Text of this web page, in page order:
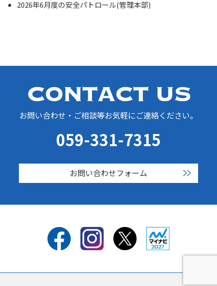
2026年6月度の安全パトロール(管理本部)
お問い合わせ・ご相談等お気軽にご連絡ください。
059-331-7315
お問い合わせフォーム